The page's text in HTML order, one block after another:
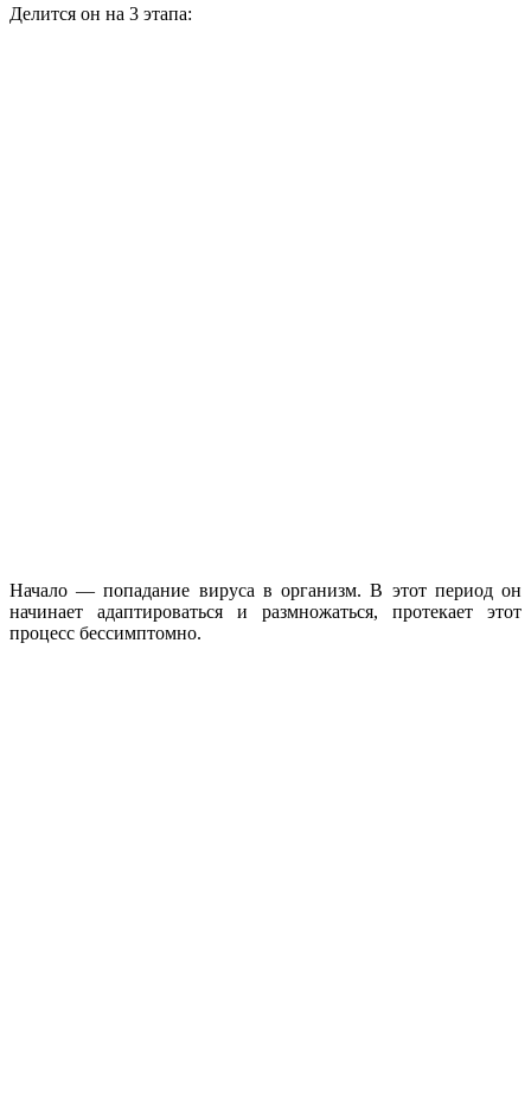
Делится он на 3 этапа:
Начало — попадание вируса в организм. В этот период он
начинает адаптироваться и размножаться, протекает этот
процесс бессимптомно.